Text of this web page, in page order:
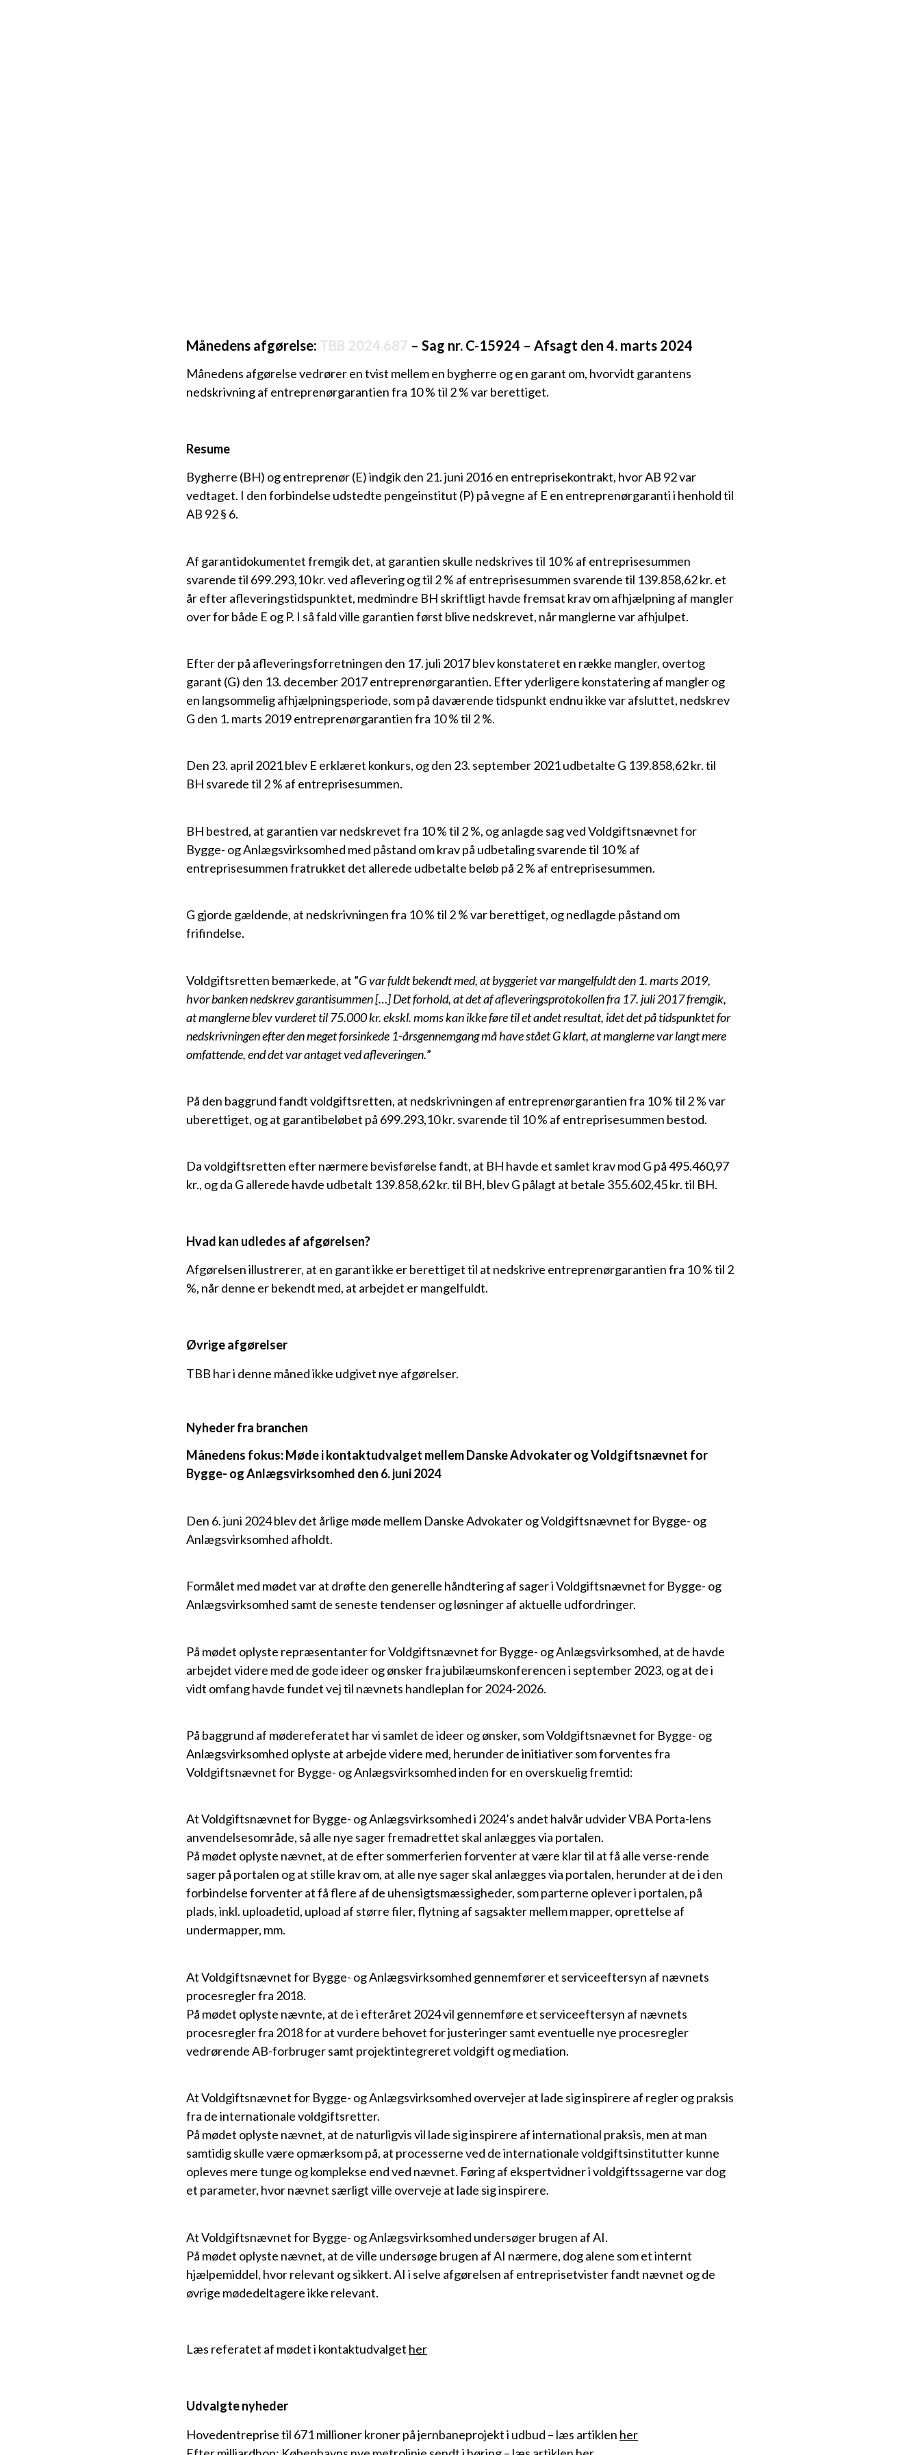
Månedens afgørelse: TBB 2024.687 – Sag nr. C-15924 – Afsagt den 4. marts 2024
Månedens afgørelse vedrører en tvist mellem en bygherre og en garant om, hvorvidt garantens
nedskrivning af entreprenørgarantien fra 10 % til 2 % var berettiget.
Resume
Bygherre (BH) og entreprenør (E) indgik den 21. juni 2016 en entreprisekontrakt, hvor AB 92 var
vedtaget. I den forbindelse udstedte pengeinstitut (P) på vegne af E en entreprenørgaranti i henhold til
AB 92 § 6.
Af garantidokumentet fremgik det, at garantien skulle nedskrives til 10 % af entreprisesummen
svarende til 699.293,10 kr. ved aflevering og til 2 % af entreprisesummen svarende til 139.858,62 kr. et
år efter afleveringstidspunktet, medmindre BH skriftligt havde fremsat krav om afhjælpning af mangler
over for både E og P. I så fald ville garantien først blive nedskrevet, når manglerne var afhjulpet.
Efter der på afleveringsforretningen den 17. juli 2017 blev konstateret en række mangler, overtog
garant (G) den 13. december 2017 entreprenørgarantien. Efter yderligere konstatering af mangler og
en langsommelig afhjælpningsperiode, som på daværende tidspunkt endnu ikke var afsluttet, nedskrev
G den 1. marts 2019 entreprenørgarantien fra 10 % til 2 %.
Den 23. april 2021 blev E erklæret konkurs, og den 23. september 2021 udbetalte G 139.858,62 kr. til
BH svarede til 2 % af entreprisesummen.
BH bestred, at garantien var nedskrevet fra 10 % til 2 %, og anlagde sag ved Voldgiftsnævnet for
Bygge- og Anlægsvirksomhed med påstand om krav på udbetaling svarende til 10 % af
entreprisesummen fratrukket det allerede udbetalte beløb på 2 % af entreprisesummen.
G gjorde gældende, at nedskrivningen fra 10 % til 2 % var berettiget, og nedlagde påstand om
frifindelse.
Voldgiftsretten bemærkede, at ”G var fuldt bekendt med, at byggeriet var mangelfuldt den 1. marts 2019,
hvor banken nedskrev garantisummen […] Det forhold, at det af afleveringsprotokollen fra 17. juli 2017 fremgik,
at manglerne blev vurderet til 75.000 kr. ekskl. moms kan ikke føre til et andet resultat, idet det på tidspunktet for
nedskrivningen efter den meget forsinkede 1-årsgennemgang må have stået G klart, at manglerne var langt mere
omfattende, end det var antaget ved afleveringen.”
På den baggrund fandt voldgiftsretten, at nedskrivningen af entreprenørgarantien fra 10 % til 2 % var
uberettiget, og at garantibeløbet på 699.293,10 kr. svarende til 10 % af entreprisesummen bestod.
Da voldgiftsretten efter nærmere bevisførelse fandt, at BH havde et samlet krav mod G på 495.460,97
kr., og da G allerede havde udbetalt 139.858,62 kr. til BH, blev G pålagt at betale 355.602,45 kr. til BH.
Hvad kan udledes af afgørelsen?
Afgørelsen illustrerer, at en garant ikke er berettiget til at nedskrive entreprenørgarantien fra 10 % til 2
%, når denne er bekendt med, at arbejdet er mangelfuldt.
Øvrige afgørelser
TBB har i denne måned ikke udgivet nye afgørelser.
Nyheder fra branchen
Månedens fokus: Møde i kontaktudvalget mellem Danske Advokater og Voldgiftsnævnet for
Bygge- og Anlægsvirksomhed den 6. juni 2024
Den 6. juni 2024 blev det årlige møde mellem Danske Advokater og Voldgiftsnævnet for Bygge- og
Anlægsvirksomhed afholdt.
Formålet med mødet var at drøfte den generelle håndtering af sager i Voldgiftsnævnet for Bygge- og
Anlægsvirksomhed samt de seneste tendenser og løsninger af aktuelle udfordringer.
På mødet oplyste repræsentanter for Voldgiftsnævnet for Bygge- og Anlægsvirksomhed, at de havde
arbejdet videre med de gode ideer og ønsker fra jubilæumskonferencen i september 2023, og at de i
vidt omfang havde fundet vej til nævnets handleplan for 2024-2026.
På baggrund af mødereferatet har vi samlet de ideer og ønsker, som Voldgiftsnævnet for Bygge- og
Anlægsvirksomhed oplyste at arbejde videre med, herunder de initiativer som forventes fra
Voldgiftsnævnet for Bygge- og Anlægsvirksomhed inden for en overskuelig fremtid:
At Voldgiftsnævnet for Bygge- og Anlægsvirksomhed i 2024’s andet halvår udvider VBA Porta-lens
anvendelsesområde, så alle nye sager fremadrettet skal anlægges via portalen.
På mødet oplyste nævnet, at de efter sommerferien forventer at være klar til at få alle verse-rende
sager på portalen og at stille krav om, at alle nye sager skal anlægges via portalen, herunder at de i den
forbindelse forventer at få flere af de uhensigtsmæssigheder, som parterne oplever i portalen, på
plads, inkl. uploadetid, upload af større filer, flytning af sagsakter mellem mapper, oprettelse af
undermapper, mm.
At Voldgiftsnævnet for Bygge- og Anlægsvirksomhed gennemfører et serviceeftersyn af nævnets
procesregler fra 2018.
På mødet oplyste nævnte, at de i efteråret 2024 vil gennemføre et serviceeftersyn af nævnets
procesregler fra 2018 for at vurdere behovet for justeringer samt eventuelle nye procesregler
vedrørende AB-forbruger samt projektintegreret voldgift og mediation.
At Voldgiftsnævnet for Bygge- og Anlægsvirksomhed overvejer at lade sig inspirere af regler og praksis
fra de internationale voldgiftsretter.
På mødet oplyste nævnet, at de naturligvis vil lade sig inspirere af international praksis, men at man
samtidig skulle være opmærksom på, at processerne ved de internationale voldgiftsinstitutter kunne
opleves mere tunge og komplekse end ved nævnet. Føring af ekspertvidner i voldgiftssagerne var dog
et parameter, hvor nævnet særligt ville overveje at lade sig inspirere.
At Voldgiftsnævnet for Bygge- og Anlægsvirksomhed undersøger brugen af AI.
På mødet oplyste nævnet, at de ville undersøge brugen af AI nærmere, dog alene som et internt
hjælpemiddel, hvor relevant og sikkert. AI i selve afgørelsen af entreprisetvister fandt nævnet og de
øvrige mødedeltagere ikke relevant.
Læs referatet af mødet i kontaktudvalget her
Udvalgte nyheder
Hovedentreprise til 671 millioner kroner på jernbaneprojekt i udbud – læs artiklen her